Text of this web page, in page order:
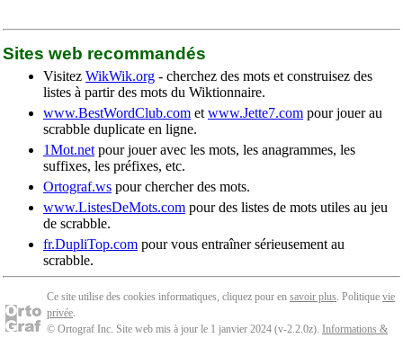
Sites web recommandés
Visitez WikWik.org - cherchez des mots et construisez des
listes à partir des mots du Wiktionnaire.
www.BestWordClub.com et www.Jette7.com pour jouer au
scrabble duplicate en ligne.
1Mot.net pour jouer avec les mots, les anagrammes, les
suffixes, les préfixes, etc.
Ortograf.ws pour chercher des mots.
www.ListesDeMots.com pour des listes de mots utiles au jeu
de scrabble.
fr.DupliTop.com pour vous entraîner sérieusement au
scrabble.
Ce site utilise des cookies informatiques, cliquez pour en savoir plus. Politique vie
privée.
© Ortograf Inc. Site web mis à jour le 1 janvier 2024 (v-2.2.0z). Informations &